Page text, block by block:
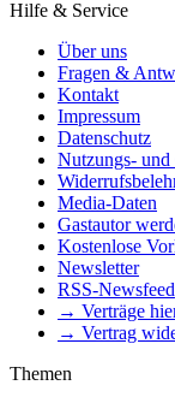
Hilfe & Service
Über uns
Fragen &
Kontakt
Impressum
Datenschutz
Nutzungs- und
Media-Daten
Gastautor
Kostenlose
Newsletter
RSS-Newsfeed
→ Verträge
→ Vertrag
Themen